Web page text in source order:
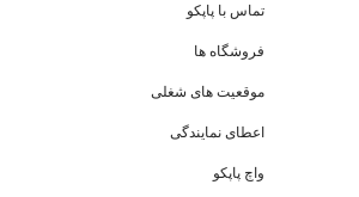
تماس با پاپکو
فروشگاه ها
موقعیت های شغلی
اعطای نمایندگی
واچ پاپکو